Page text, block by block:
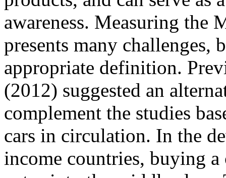
awareness. Measuring the
presents many
appropriate definition.
(2012) suggested an
complement the studies
cars in circulation. In the
income countries, buying